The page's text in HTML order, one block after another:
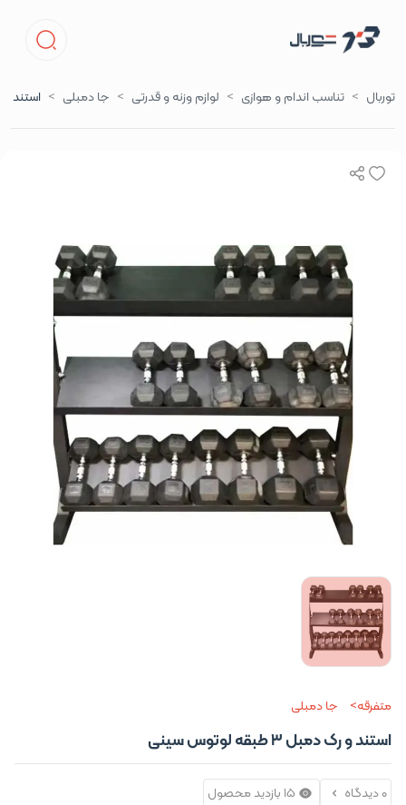
توربال تناسب اندام و هوازی لوازم وزنه و قدرتی جا دمبلی استند و رک
متفرقه جا دمبلی
استند و رک دمبل 3 طبقه لوتوس سینی
0 دیدگاه 15 بازدید محصول